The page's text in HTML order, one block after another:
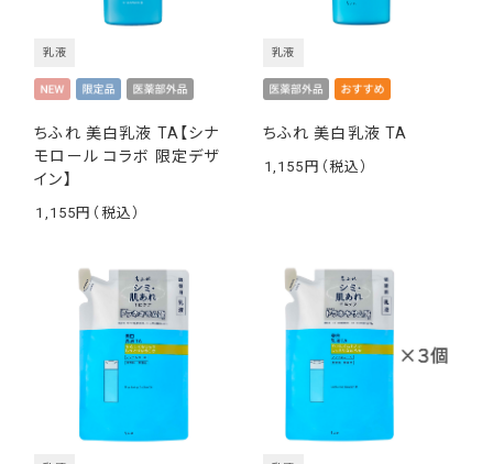
ちふれ 美白乳液 TA【シナ
モロール コラボ 限定デザ
イン】
乳液
1,155
ちふれ 美白乳液 TA
乳液
1,155